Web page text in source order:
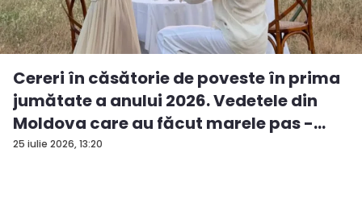
25 iulie 2026, 13:20
Cereri în căsătorie de poveste în prima
jumătate a anului 2026. Vedetele din
Moldova care au făcut marele pas -
FO...